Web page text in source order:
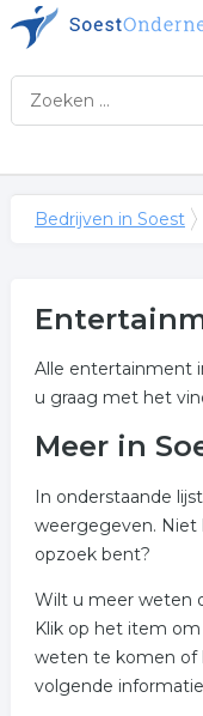
Bedrijven in Soest
Alle entertainment
u graag met het
Meer in
In onderstaande
weergegeven. Niet
opzoek bent?
Wilt u meer weten
Klik op het item
weten te komen of
volgende